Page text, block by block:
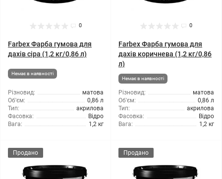
0
Farbex Фарба гумова для
дахів сіра (1,2 кг/0,86 л)
Немає в наявності
Різновид:
матова
Об'єм:
0,86 л
Тип:
акрилова
Фасовка:
Відро
Вага:
1,2 кг
0
Farbex Фарба гумова для
дахів коричнева (1,2 кг/0,86
л)
Немає в наявності
Різновид:
матова
Об'єм:
0,86 л
Тип:
акрилова
Фасовка:
Відро
Вага:
1,2 кг
Продано Продано